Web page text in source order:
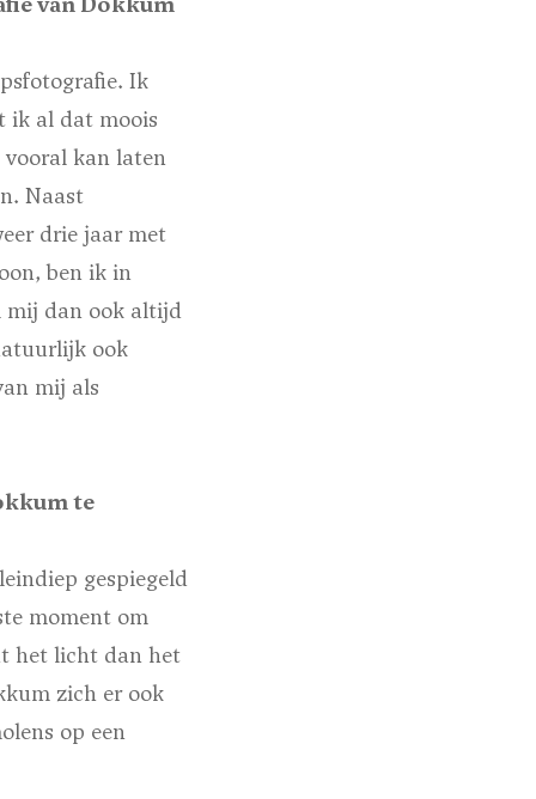
Ik
ik al dat moois
kan laten
Naast
drie jaar met
ben ik in
mij dan ook altijd
ook
mij als
te
gespiegeld
moment om
het licht dan het
zich er ook
op een